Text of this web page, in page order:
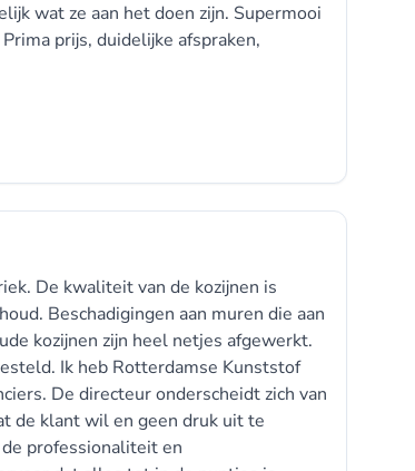
wat ze aan het doen zijn. Supermooi
prijs, duidelijke afspraken,
De kwaliteit van de kozijnen is
Beschadigingen aan muren die aan
kozijnen zijn heel netjes afgewerkt.
Ik heb Rotterdamse Kunststof
De directeur onderscheidt zich van
de klant wil en geen druk uit te
professionaliteit en